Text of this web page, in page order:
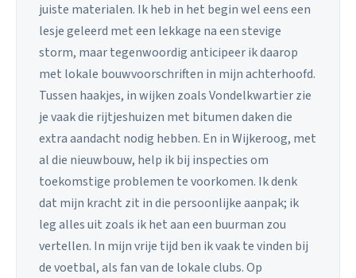
juiste materialen. Ik heb in het begin wel eens een
lesje geleerd met een lekkage na een stevige
storm, maar tegenwoordig anticipeer ik daarop
met lokale bouwvoorschriften in mijn achterhoofd.
Tussen haakjes, in wijken zoals Vondelkwartier zie
je vaak die rijtjeshuizen met bitumen daken die
extra aandacht nodig hebben. En in Wijkeroog, met
al die nieuwbouw, help ik bij inspecties om
toekomstige problemen te voorkomen. Ik denk
dat mijn kracht zit in die persoonlijke aanpak; ik
leg alles uit zoals ik het aan een buurman zou
vertellen. In mijn vrije tijd ben ik vaak te vinden bij
de voetbal, als fan van de lokale clubs. Op